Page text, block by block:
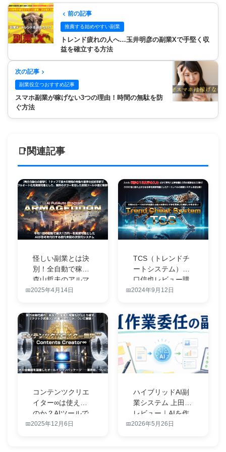
前の記事
推薦する始めやすい副業
トレンド疲れの人へ…玉井明彦の副業Xで手堅く収
益を確立する方法
次の記事
副業役立つおすすめ記事
スマホ副業が稼げない3つの理由！時間の無駄を防
ぐ方法
関連記事
怪しい副業とは決
別！全自動で稼ぐ
森山哲夫のアルマ
ゲドンツール…
2025年4月14日
TCS（トレンドチ
ートシステム）谷
口信也レビュー購
入完了して…
2024年9月12日
コンテンツクリエ
イター∞は使える
のか？AIツールで
挫折した人…
2025年12月6日
ハイブリッドAI副
業システム 上田仁
レビュー｜AIを作
業者に…
2026年5月26日